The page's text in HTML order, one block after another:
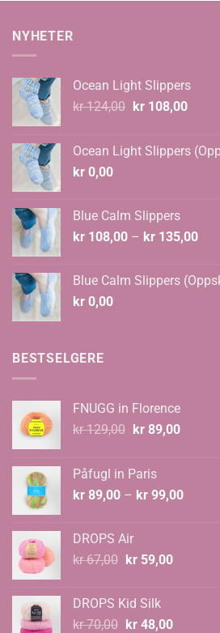
NYHETER
Ocean Light Slippers
kr124,00 Opprinnelig
kr 124,00.
kr108,00
kr
Ocean Light Slippers
kr 0,00
Blue Calm Slippers
kr 108,00 – kr 135,00
kr
Blue Calm Slippers
kr 0,00
BESTSELGERE
FNUGG in Florence
kr129,00 Opprinnelig
kr 129,00.
kr89,00
Påfugl in Paris
kr 89,00 – kr 99,00
DROPS Air
kr67,00 Opprinnelig
kr 67,00.
kr59,00
DROPS Kid Silk
kr70,00 Opprinnelig
kr48,00